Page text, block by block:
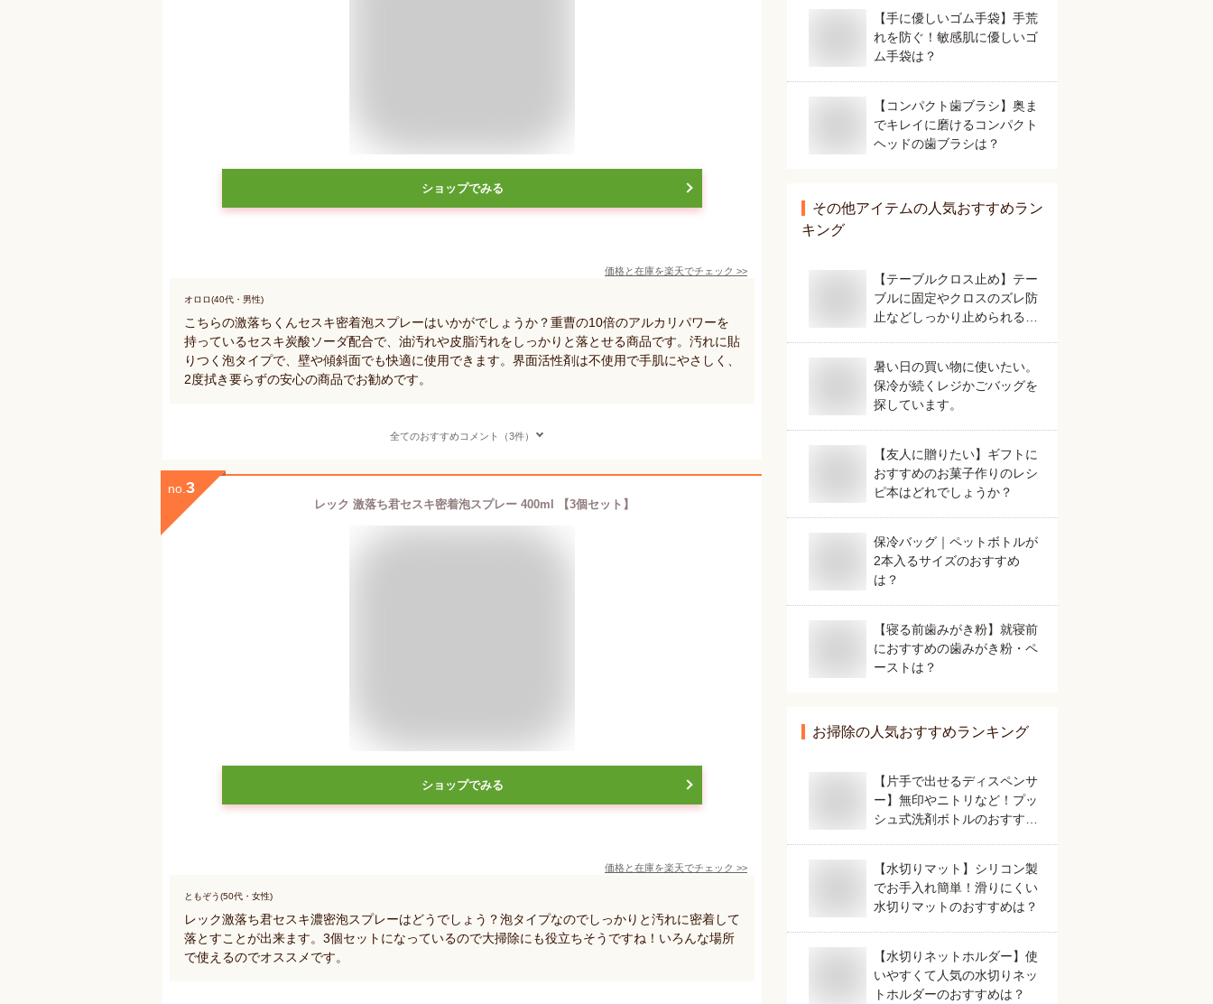
ショップでみる
価格と在庫を楽天でチェック >>
オロロ(40代・男性)
こちらの激落ちくんセスキ密着泡スプレーはいかがでしょうか？重曹の10倍のアルカリパワーを
持っているセスキ炭酸ソーダ配合で、油汚れや皮脂汚れをしっかりと落とせる商品です。汚れに貼
りつく泡タイプで、壁や傾斜面でも快適に使用できます。界面活性剤は不使用で手肌にやさしく、
2度拭き要らずの安心の商品でお勧めです。
全てのおすすめコメント（3件）
no. 3
レック 激落ち君セスキ密着泡スプレー 400ml 【3個セット】
ショップでみる
価格と在庫を楽天でチェック >>
ともぞう(50代・女性)
レック激落ち君セスキ濃密泡スプレーはどうでしょう？泡タイプなのでしっかりと汚れに密着して
落とすことが出来ます。3個セットになっているので大掃除にも役立ちそうですね！いろんな場所
で使えるのでオススメです。
【手に優しいゴム手袋】手荒
れを防ぐ！敏感肌に優しいゴ
ム手袋は？
【コンパクト歯ブラシ】奥ま
でキレイに磨けるコンパクト
ヘッドの歯ブラシは？
その他アイテムの人気おすすめラン
キング
【テーブルクロス止め】テー
ブルに固定やクロスのズレ防
止などしっかり止められる人
暑い日の買い物に使いたい。
保冷が続くレジかごバッグを
探しています。
【友人に贈りたい】ギフトに
おすすめのお菓子作りのレシ
ピ本はどれでしょうか？
保冷バッグ｜ペットボトルが
2本入るサイズのおすすめ
は？
【寝る前歯みがき粉】就寝前
におすすめの歯みがき粉・ペ
ーストは？
お掃除の人気おすすめランキング
【片手で出せるディスペンサ
ー】無印やニトリなど！プッ
シュ式洗剤ボトルのおすすめ
【水切りマット】シリコン製
でお手入れ簡単！滑りにくい
水切りマットのおすすめは？
【水切りネットホルダー】使
いやすくて人気の水切りネッ
トホルダーのおすすめは？